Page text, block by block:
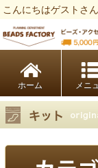
こんにちはゲストさん
ホーム